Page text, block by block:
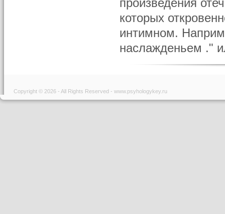
произведения
которых
интимном.
наслажденьем ."
Copyright © 2026 - All Rights Reserved - www.psyhologykey.ru